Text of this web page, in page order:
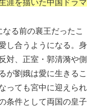
涯を描いた中国ドラマ
る前の襄王だったこ
し合うようになる。身
対、正室・郭清漪や側
が劉娥は愛に生きるこ
っても宮中に迎えられ
条件として両国の皇子